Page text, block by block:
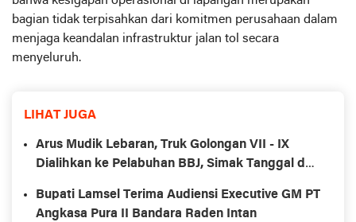
bagian tidak terpisahkan dari komitmen perusahaan dalam
menjaga keandalan infrastruktur jalan tol secara
menyeluruh.
LIHAT JUGA
Arus Mudik Lebaran, Truk Golongan VII - IX
Dialihkan ke Pelabuhan BBJ, Simak Tanggal dan
Bupati Lamsel Terima Audiensi Executive GM PT
Angkasa Pura II Bandara Raden Intan